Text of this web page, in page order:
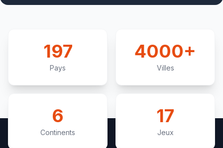
symbole national tout en permettant son utilisation dans
197
Pays
4000+
Villes
6
Continents
17
Jeux